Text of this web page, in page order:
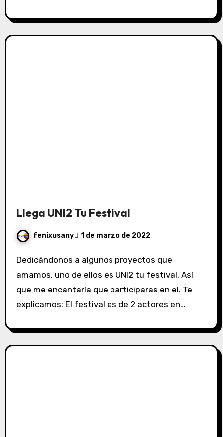
Llega UNI2 Tu Festival
fenixusany 1 de marzo de 2022
Dedicándonos a algunos proyectos que
amamos, uno de ellos es UNI2 tu festival. Así
que me encantaría que participaras en el. Te
explicamos: El festival es de 2 actores en…